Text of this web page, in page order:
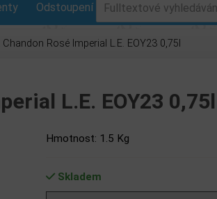
Odstoupení od smlouvy Dotazy
Rosé Imperial L.E. EOY23 0,75l
L.E. EOY23 0,75l
Hmotnost: 1.5 Kg
Skladem